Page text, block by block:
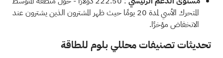
المتحرك الأسي لمدة 20 يومًا حيث ظهر المشترون الذين يشترون عند
الانخفاض مؤخرًا.
تحديثات تصنيفات محللي بلوم للطاقة